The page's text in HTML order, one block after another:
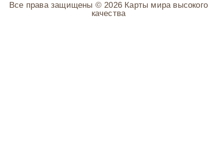
Все права защищены © 2026 Карты мира высокого
качества